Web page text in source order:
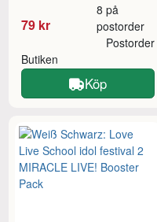
79 kr
8 på
postorder
Butiken
Postorder
Köp